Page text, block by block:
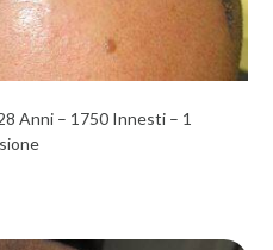
Anni – 1750 Innesti – 1